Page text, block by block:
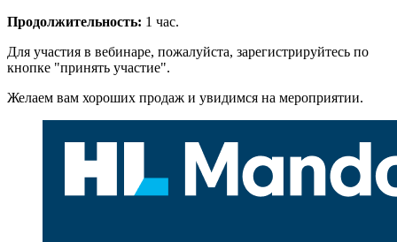
Продолжительность: 1 час.
Для участия в вебинаре, пожалуйста, зарегистрируйтесь по
кнопке "принять участие".
Желаем вам хороших продаж и увидимся на мероприятии.